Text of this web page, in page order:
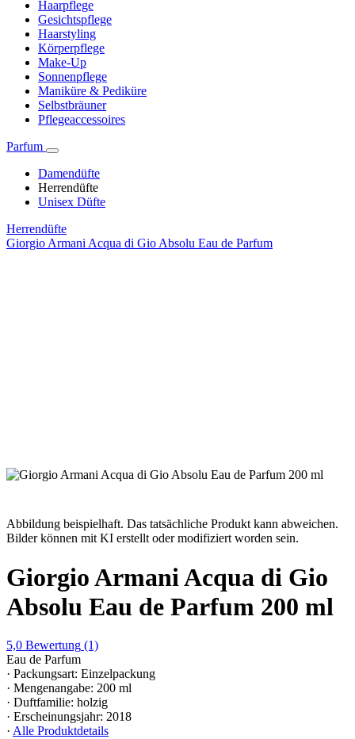
Haarpflege
Gesichtspflege
Haarstyling
Körperpflege
Make-Up
Sonnenpflege
Maniküre & Pediküre
Selbstbräuner
Pflegeaccessoires
Parfum
Damendüfte
Herrendüfte
Unisex Düfte
Herrendüfte
Giorgio Armani Acqua di Gio Absolu Eau de Parfum
Abbildung beispielhaft. Das tatsächliche Produkt kann abweichen.
Bilder können mit KI erstellt oder modifiziert worden sein.
Giorgio Armani Acqua di Gio
Absolu Eau de Parfum 200 ml
5,0 Bewertung (1)
Eau de Parfum
· Packungsart: Einzelpackung
· Mengenangabe: 200 ml
· Duftfamilie: holzig
· Erscheinungsjahr: 2018
· Alle Produktdetails